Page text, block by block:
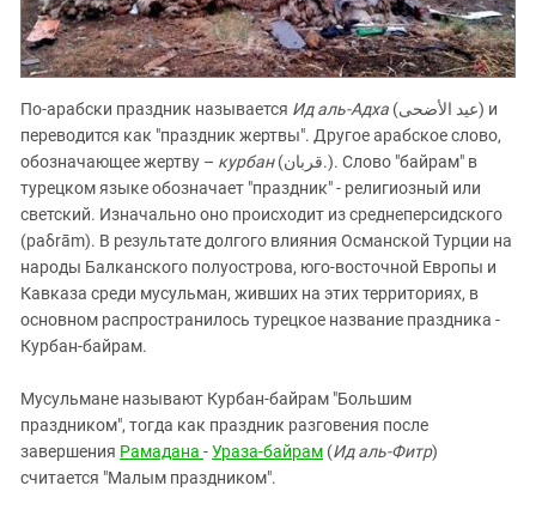
По-арабски праздник называется Ид аль-Адха (عيد الأضحى‎) и
переводится как "праздник жертвы". Другое арабское слово,
обозначающее жертву – курбан(قربان‎‎.). Слово "байрам" в
турецком языке обозначает "праздник" - религиозный или
светский. Изначально оно происходит из среднеперсидского
(paδrām). В результате долгого влияния Османской Турции на
народы Балканского полуострова, юго-восточной Европы и
Кавказа среди мусульман, живших на этих территориях, в
основном распространилось турецкое название праздника -
Курбан-байрам.
Мусульмане называют Курбан-байрам "Большим
праздником", тогда как праздник разговения после
завершения Рамадана -Ураза-байрам (Ид аль-Фитр)
считается "Малым праздником".